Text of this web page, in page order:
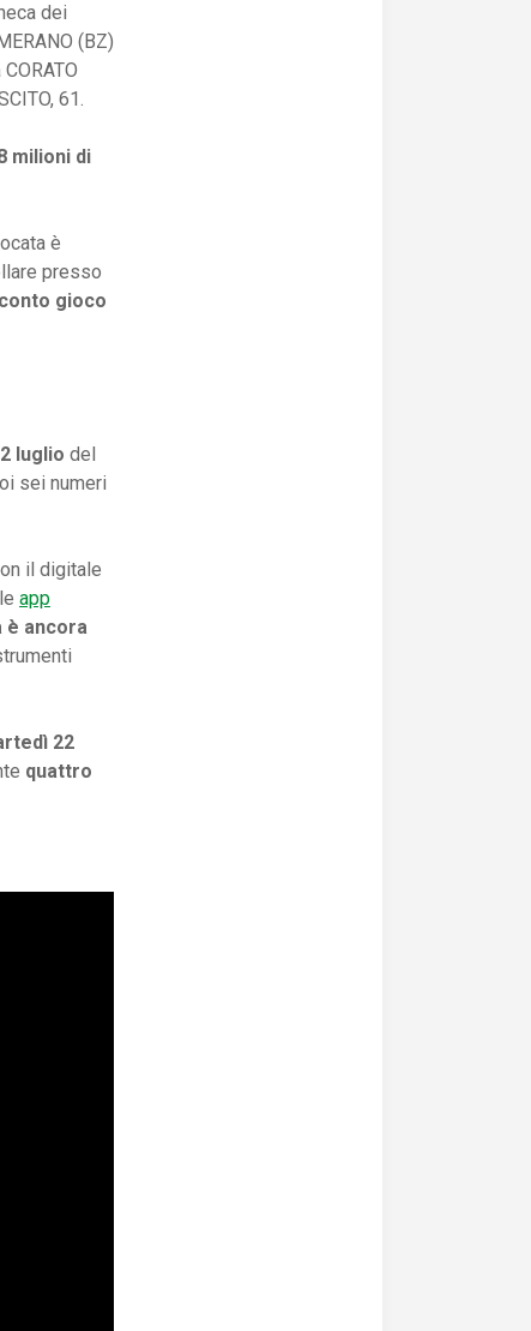
dei
(BZ)
61.
milioni di
è
presso
gioco
luglio del
sei numeri
il digitale
app
è ancora
22
quattro